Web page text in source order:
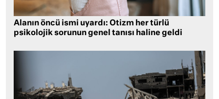
Alanın öncü ismi uyardı: Otizm her türlü
psikolojik sorunun genel tanısı haline geldi